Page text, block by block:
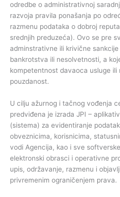
odredbe o administrativnoj
razvoja pravila ponašanja po
razmenu podataka o dobroj
srednjih preduzeća). Ovo se pre
adminstrativne ili krivične
bankrotstva ili nesolvetnosti, a
kompetentnost davaoca usluge ili
pouzdanost.
U cilju ažurnog i tačnog vođenja
predviđena je izrada JPI –
(sistema) za evidentiranje
obveznicima, korisnicima,
vodi Agencija, kao i sve
elektronski obrasci i operativne
upis, održavanje, razmenu i
privremenim ograničenjem prava.